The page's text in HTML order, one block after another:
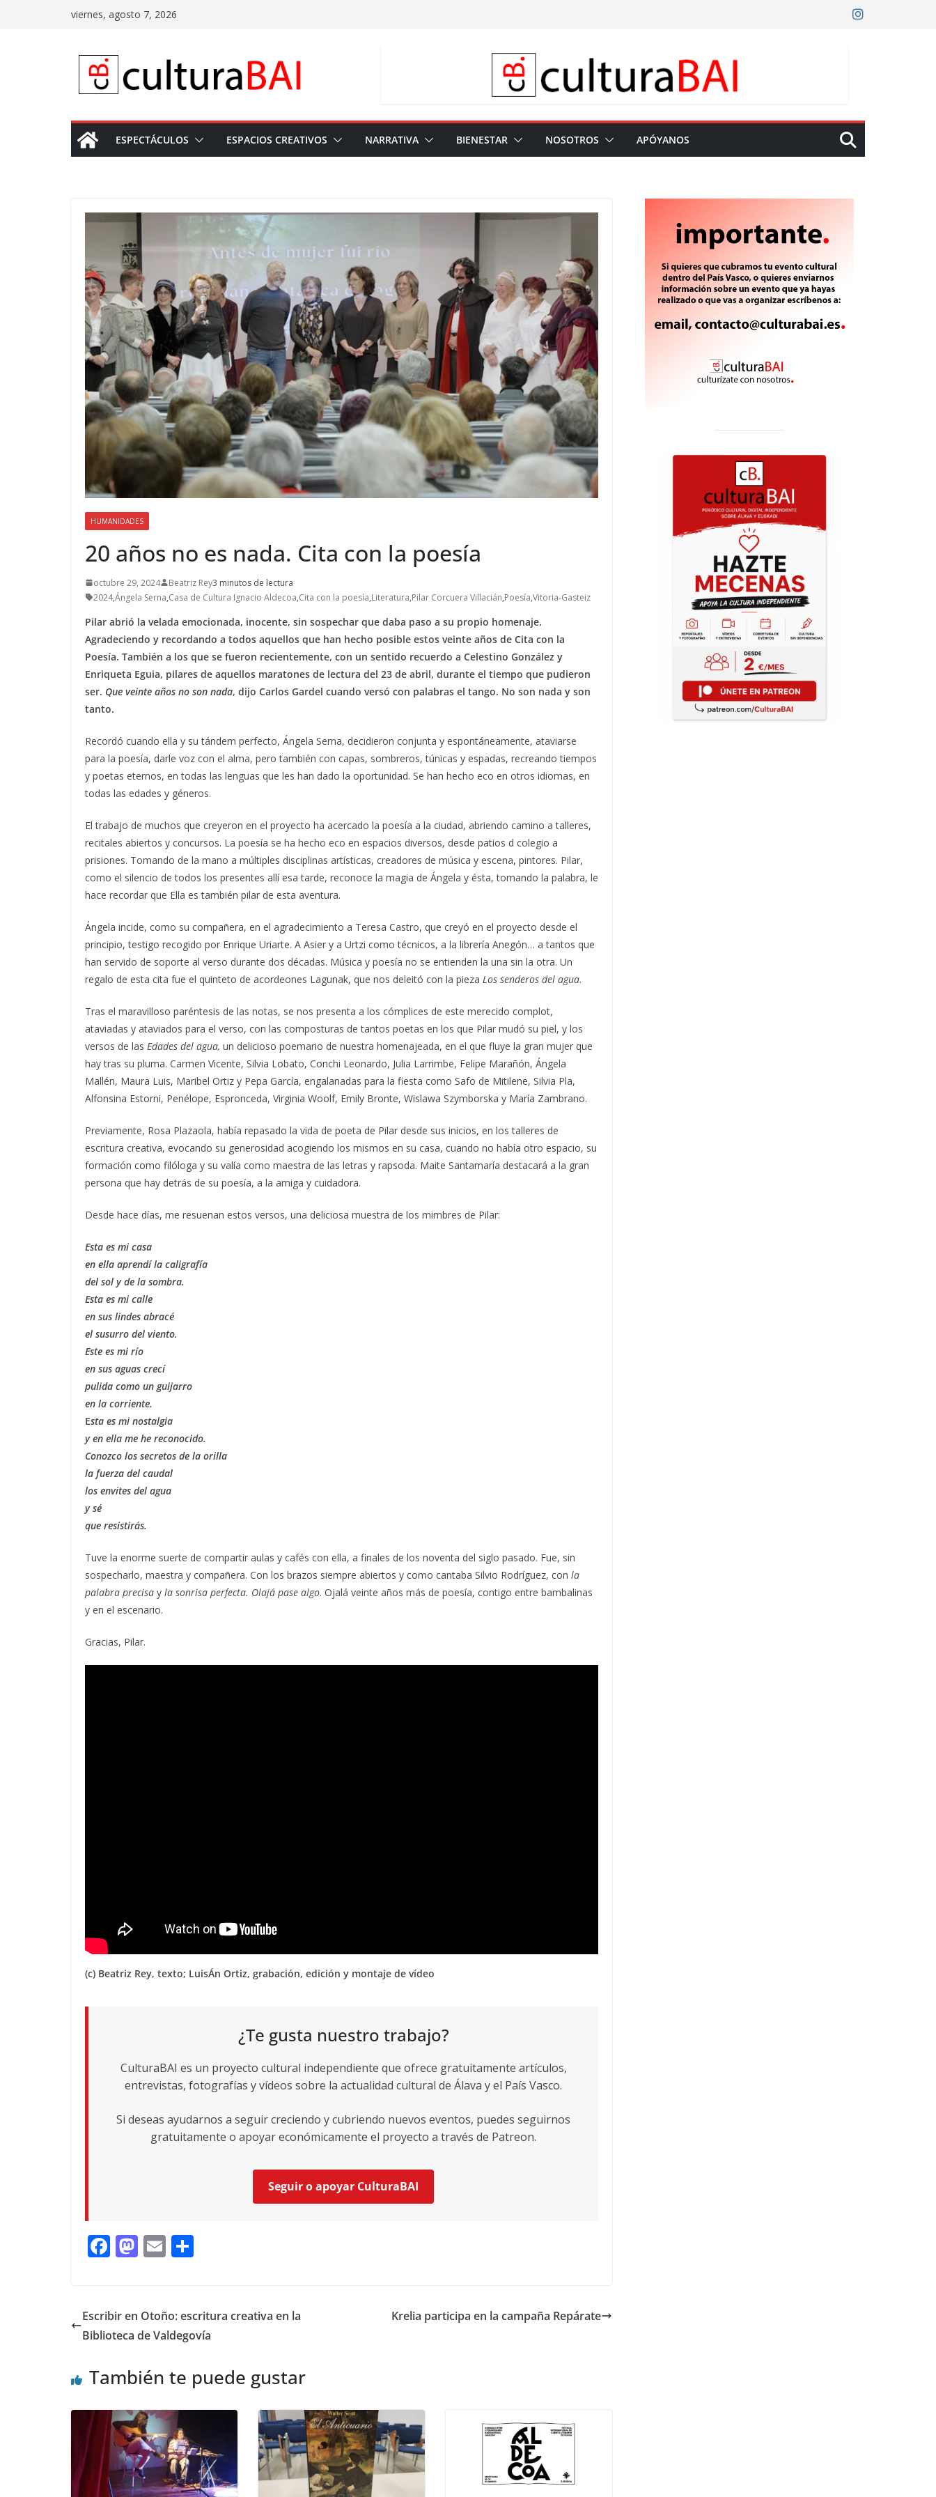
viernes, agosto 7, 2026
ESPECTÁCULOS ESPACIOS CREATIVOS NARRATIVA BIENESTAR NOSOTROS APÓYANOS
HUMANIDADES
20 años no es nada. Cita con la poesía
octubre 29, 2024 Beatriz Rey3 minutos de lectura
2024,Ángela Serna,Casa de Cultura Ignacio Aldecoa,Cita con la poesía,Literatura,Pilar Corcuera Villacián,Poesía,Vitoria-Gasteiz
Pilar abrió la velada emocionada, inocente, sin sospechar que daba paso a su propio homenaje.
Agradeciendo y recordando a todos aquellos que han hecho posible estos veinte años de Cita con la
Poesía. También a los que se fueron recientemente, con un sentido recuerdo a Celestino González y
Enriqueta Eguia, pilares de aquellos maratones de lectura del 23 de abril, durante el tiempo que pudieron
ser. Que veinte años no son nada, dijo Carlos Gardel cuando versó con palabras el tango. No son nada y son
tanto.
Recordó cuando ella y su tándem perfecto, Ángela Serna, decidieron conjunta y espontáneamente, ataviarse
para la poesía, darle voz con el alma, pero también con capas, sombreros, túnicas y espadas, recreando tiempos
y poetas eternos, en todas las lenguas que les han dado la oportunidad. Se han hecho eco en otros idiomas, en
todas las edades y géneros.
El trabajo de muchos que creyeron en el proyecto ha acercado la poesía a la ciudad, abriendo camino a talleres,
recitales abiertos y concursos. La poesía se ha hecho eco en espacios diversos, desde patios d colegio a
prisiones. Tomando de la mano a múltiples disciplinas artísticas, creadores de música y escena, pintores. Pilar,
como el silencio de todos los presentes allí esa tarde, reconoce la magia de Ángela y ésta, tomando la palabra, le
hace recordar que Ella es también pilar de esta aventura.
Ángela incide, como su compañera, en el agradecimiento a Teresa Castro, que creyó en el proyecto desde el
principio, testigo recogido por Enrique Uriarte. A Asier y a Urtzi como técnicos, a la librería Anegón… a tantos que
han servido de soporte al verso durante dos décadas. Música y poesía no se entienden la una sin la otra. Un
regalo de esta cita fue el quinteto de acordeones Lagunak, que nos deleitó con la pieza Los senderos del agua.
Tras el maravilloso paréntesis de las notas, se nos presenta a los cómplices de este merecido complot,
ataviadas y ataviados para el verso, con las composturas de tantos poetas en los que Pilar mudó su piel, y los
versos de las Edades del agua, un delicioso poemario de nuestra homenajeada, en el que fluye la gran mujer que
hay tras su pluma. Carmen Vicente, Silvia Lobato, Conchi Leonardo, Julia Larrimbe, Felipe Marañón, Ángela
Mallén, Maura Luis, Maribel Ortiz y Pepa García, engalanadas para la fiesta como Safo de Mitilene, Silvia Pla,
Alfonsina Estorni, Penélope, Espronceda, Virginia Woolf, Emily Bronte, Wislawa Szymborska y María Zambrano.
Previamente, Rosa Plazaola, había repasado la vida de poeta de Pilar desde sus inicios, en los talleres de
escritura creativa, evocando su generosidad acogiendo los mismos en su casa, cuando no había otro espacio, su
formación como filóloga y su valía como maestra de las letras y rapsoda. Maite Santamaría destacará a la gran
persona que hay detrás de su poesía, a la amiga y cuidadora.
Desde hace días, me resuenan estos versos, una deliciosa muestra de los mimbres de Pilar:
Esta es mi casa
en ella aprendí la caligrafía
del sol y de la sombra.
Esta es mi calle
en sus lindes abracé
el susurro del viento.
Este es mi río
en sus aguas crecí
pulida como un guijarro
en la corriente.
Esta es mi nostalgia
y en ella me he reconocido.
Conozco los secretos de la orilla
la fuerza del caudal
los envites del agua
y sé
que resistirás.
Tuve la enorme suerte de compartir aulas y cafés con ella, a finales de los noventa del siglo pasado. Fue, sin
sospecharlo, maestra y compañera. Con los brazos siempre abiertos y como cantaba Silvio Rodríguez, con la
palabra precisa y la sonrisa perfecta. Olajá pase algo. Ojalá veinte años más de poesía, contigo entre bambalinas
y en el escenario.
Gracias, Pilar.
(c) Beatriz Rey, texto; LuisÁn Ortiz, grabación, edición y montaje de vídeo
¿Te gusta nuestro trabajo?
CulturaBAI es un proyecto cultural independiente que ofrece gratuitamente artículos,
entrevistas, fotografías y vídeos sobre la actualidad cultural de Álava y el País Vasco.
Si deseas ayudarnos a seguir creciendo y cubriendo nuevos eventos, puedes seguirnos
gratuitamente o apoyar económicamente el proyecto a través de Patreon.
Seguir o apoyar CulturaBAI
F
b
o
k
M
d
o
E
l p
ar
r
Escribir en Otoño: escritura creativa en la
Biblioteca de Valdegovía
Krelia participa en la campaña Repárate
También te puede gustar